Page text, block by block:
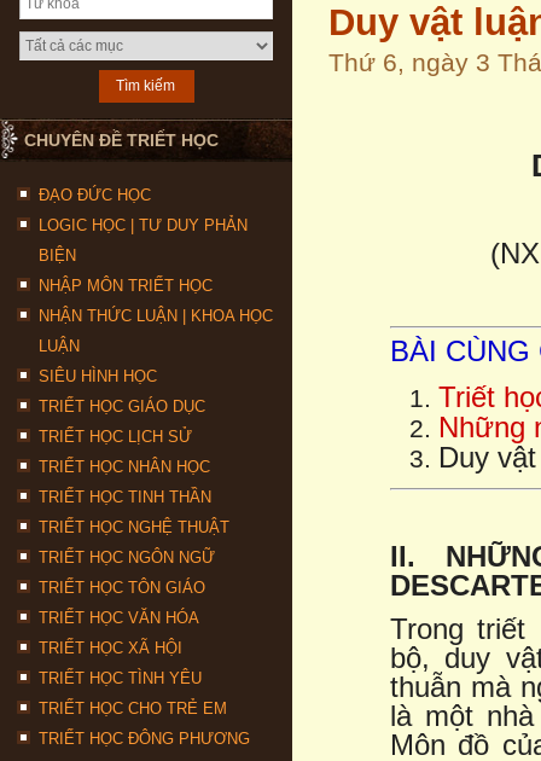
CHUYÊN ĐỀ TRIẾT HỌC
ĐẠO ĐỨC HỌC
LOGIC HỌC | TƯ DUY PHẢN
BIỆN
NHẬP MÔN TRIẾT HỌC
NHẬN THỨC LUẬN | KHOA HỌC
LUẬN
SIÊU HÌNH HỌC
TRIẾT HỌC GIÁO DỤC
TRIẾT HỌC LỊCH SỬ
TRIẾT HỌC NHÂN HỌC
TRIẾT HỌC TINH THẦN
TRIẾT HỌC NGHỆ THUẬT
TRIẾT HỌC NGÔN NGỮ
TRIẾT HỌC TÔN GIÁO
TRIẾT HỌC VĂN HÓA
TRIẾT HỌC XÃ HỘI
TRIẾT HỌC TÌNH YÊU
TRIẾT HỌC CHO TRẺ EM
TRIẾT HỌC ĐÔNG PHƯƠNG
Duy vật
Thứ 6, ngày 3
BÀI
Triết
Những
Duy
II.
Trong triết
bộ, duy
thuẫn mà
là một
Môn đồ